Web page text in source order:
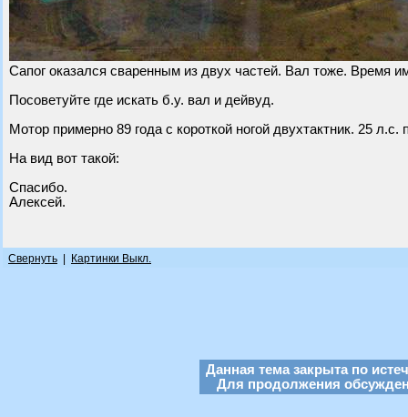
Сапог оказался сваренным из двух частей. Вал тоже. Время
Посоветуйте где искать б.у. вал и дейвуд.
Мотор примерно 89 года с короткой ногой двухтактник. 25
На вид вот такой:
Спасибо.
Алексей.
Свернуть Картинки Выкл.
Данная тема закрыта по
Для продолжения